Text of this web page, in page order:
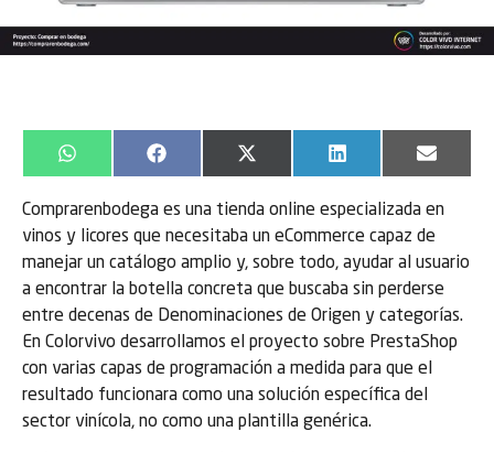
WhatsApp Facebook
X
(Twitter)
LinkedIn Email
Comprarenbodega es una tienda online especializada en
vinos y licores que necesitaba un eCommerce capaz de
manejar un catálogo amplio y, sobre todo, ayudar al usuario
a encontrar la botella concreta que buscaba sin perderse
entre decenas de Denominaciones de Origen y categorías.
En Colorvivo desarrollamos el proyecto sobre PrestaShop
con varias capas de programación a medida para que el
resultado funcionara como una solución específica del
sector vinícola, no como una plantilla genérica.